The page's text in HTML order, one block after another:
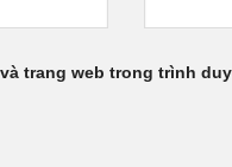
trang web trong trình